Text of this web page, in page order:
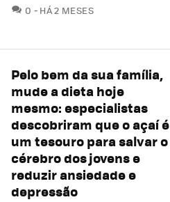
0 COMENTÁRIOS
HÁ 2 MESES
Pelo bem da sua família,
mude a dieta hoje
mesmo: especialistas
descobriram que o açaí é
um tesouro para salvar o
cérebro dos jovens e
reduzir ansiedade e
depressão